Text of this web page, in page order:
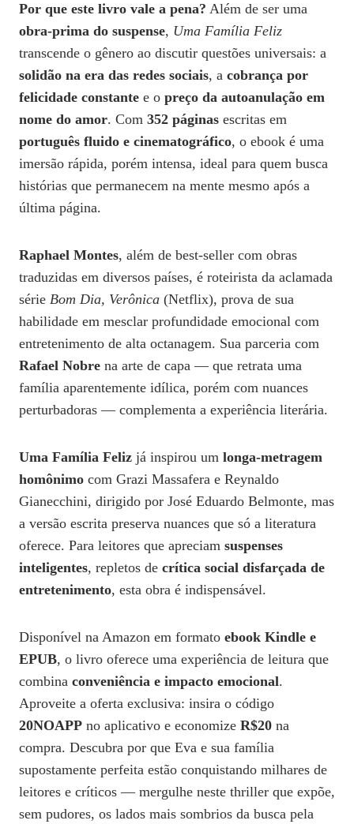
Por que este livro vale a pena? Além de ser uma
obra-prima do suspense, Uma Família Feliz
transcende o gênero ao discutir questões universais: a
solidão na era das redes sociais, a cobrança por
felicidade constante e o preço da autoanulação em
nome do amor. Com 352 páginas escritas em
português fluido e cinematográfico, o ebook é uma
imersão rápida, porém intensa, ideal para quem busca
histórias que permanecem na mente mesmo após a
última página.
Raphael Montes, além de best-seller com obras
traduzidas em diversos países, é roteirista da aclamada
série Bom Dia, Verônica (Netflix), prova de sua
habilidade em mesclar profundidade emocional com
entretenimento de alta octanagem. Sua parceria com
Rafael Nobre na arte de capa — que retrata uma
família aparentemente idílica, porém com nuances
perturbadoras — complementa a experiência literária.
Uma Família Feliz já inspirou um longa-metragem
homônimo com Grazi Massafera e Reynaldo
Gianecchini, dirigido por José Eduardo Belmonte, mas
a versão escrita preserva nuances que só a literatura
oferece. Para leitores que apreciam suspenses
inteligentes, repletos de crítica social disfarçada de
entretenimento, esta obra é indispensável.
Disponível na Amazon em formato ebook Kindle e
EPUB, o livro oferece uma experiência de leitura que
combina conveniência e impacto emocional.
Aproveite a oferta exclusiva: insira o código
20NOAPP no aplicativo e economize R$20 na
compra. Descubra por que Eva e sua família
supostamente perfeita estão conquistando milhares de
leitores e críticos — mergulhe neste thriller que expõe,
sem pudores, os lados mais sombrios da busca pela